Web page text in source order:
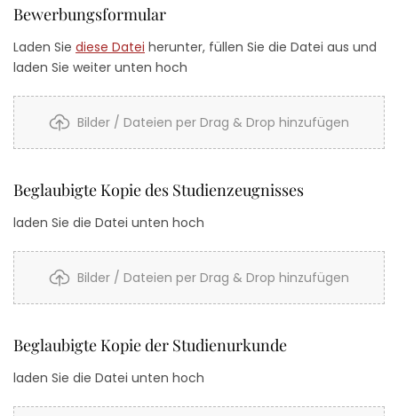
Bewerbungsformular
Laden Sie diese Datei herunter, füllen Sie die Datei aus und
laden Sie weiter unten hoch
Bilder / Dateien per Drag & Drop hinzufügen
Beglaubigte Kopie des Studienzeugnisses
laden Sie die Datei unten hoch
Bilder / Dateien per Drag & Drop hinzufügen
Beglaubigte Kopie der Studienurkunde
laden Sie die Datei unten hoch